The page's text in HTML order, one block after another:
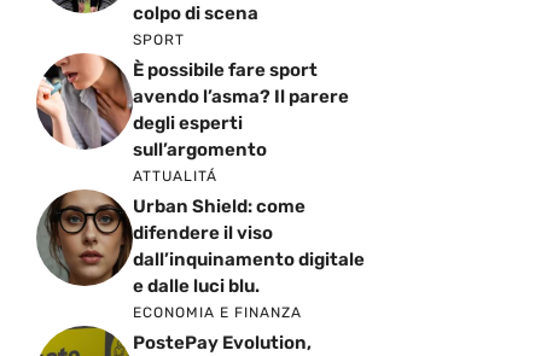
colpo di scena
SPORT
È possibile fare sport
avendo l’asma? Il parere
degli esperti
sull’argomento
ATTUALITÁ
Urban Shield: come
difendere il viso
dall’inquinamento digitale
e dalle luci blu.
ECONOMIA E FINANZA
PostePay Evolution,